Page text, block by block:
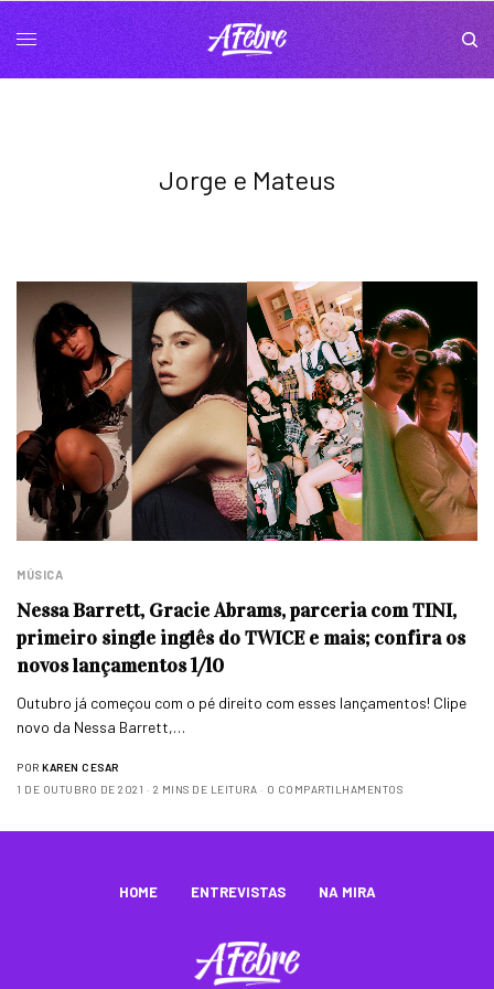
Jorge e Mateus
MÚSICA
Nessa Barrett, Gracie Abrams, parceria com TINI,
primeiro single inglês do TWICE e mais; confira os
novos lançamentos 1/10
Outubro já começou com o pé direito com esses lançamentos! Clipe
novo da Nessa Barrett,…
POR KAREN CESAR
1 DE OUTUBRO DE 2021
2 MINS DE LEITURA 0 COMPARTILHAMENTOS
HOME ENTREVISTAS NA MIRA